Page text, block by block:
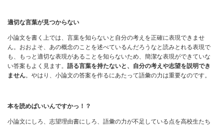
適切な言葉が見つからない
小論文を書く上では、言葉を知らないと自分の考えを正確に表現できませ
ん。おおよそ、あの概念のことを述べているんだろうなと読みとれる表現で
も、もっと適切な表現があることを知らないため、簡潔な表現ができていな
い答案もよく見ます。 語る言葉を持たないと、自分の考えや志望を説明でき
ません。やはり、小論文の答案を作るにあたって語彙の力は重要なのです。
本を読めばいいんですかっ！？
小論文にしろ、志望理由書にしろ、語彙の力が不足している点を高校生たち